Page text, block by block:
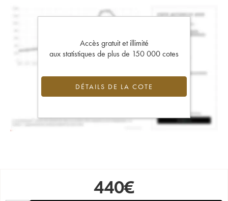
Accès gratuit et illimité
aux statistiques de plus de 150 000 cotes
DÉTAILS DE LA COTE
440€